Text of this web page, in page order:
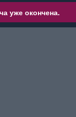
уже окончена.